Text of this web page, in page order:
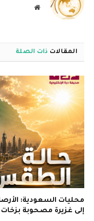
موقع
المقالات ذات الصلة
محليات السعودية:
إلى غزيرة مصحوبة